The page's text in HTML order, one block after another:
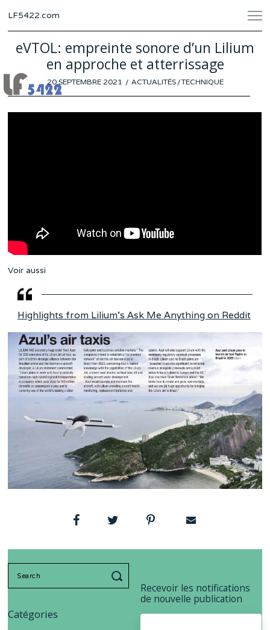
LF5422.com
eVTOL: empreinte sonore d’un Lilium
en approche et atterrissage
POSTED
ON
20 SEPTEMBRE 2021 13ACTUALITÉS /TECHNIQUE
Voir aussi
Highlights from Lilium’s Ask Me Anything on Reddit
Recevoir les notifications
de nouvelle publication
Catégories